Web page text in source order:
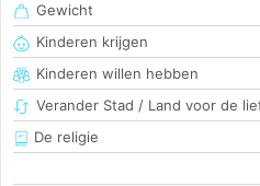
Gewicht
Kinderen krijgen
Kinderen willen hebben
Verander Stad / Land voor de
De religie